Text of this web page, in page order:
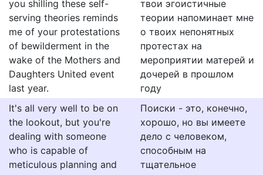
you shilling these self-
serving theories reminds
me of your protestations
of bewilderment in the
wake of the Mothers and
Daughters United event
last year.
твои эгоистичные
теории напоминает мне
о твоих непонятных
протестах на
мероприятии матерей и
дочерей в прошлом
году
It's all very well to be on
the lookout, but you're
dealing with someone
who is capable of
meticulous planning and
Поиски - это, конечно,
хорошо, но вы имеете
дело с человеком,
способным на
тщательное